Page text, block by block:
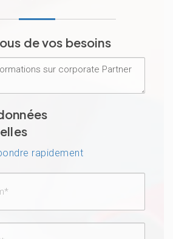
de vos besoins
rapidement